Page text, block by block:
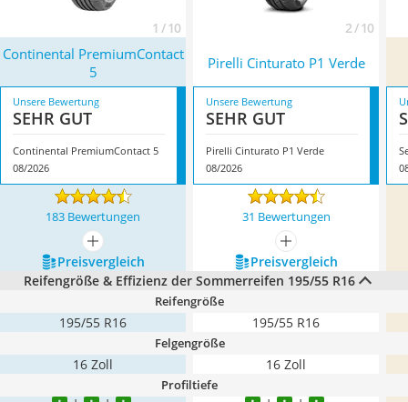
1 / 10 2 / 10
Continental PremiumContact
5
Pirelli Cinturato P1 Verde
Unsere Bewertung
SEHR GUT
Continental PremiumContact 5
08/2026
Unsere Bewertung
SEHR GUT
Pirelli Cinturato P1 Verde
08/2026
183 Bewertungen 31 Bewertungen
mehr anzeigen
mehr anzeigen
Preis­vergleich
Preis­vergleich
Reifengröße & Effizienz der Sommerreifen 195/55 R16
Reifengröße
195/55 R16 195/55 R16
Felgengröße
16 Zoll 16 Zoll
Profiltiefe